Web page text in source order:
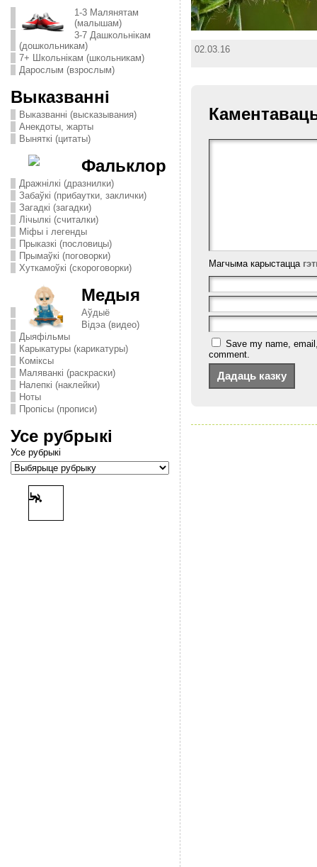
1-3 Малянятам
(малышам)
3-7 Дашкольнікам
(дошкольникам)
7+ Школьнікам (школьникам)
Дарослым (взрослым)
Выказванні
Выказванні (высказывания)
Анекдоты, жарты
Выняткі (цитаты)
Фальклор
Дражнілкі (дразнилки)
Забаўкі (прибаутки, заклички)
Загадкі (загадки)
Лічылкі (считалки)
Міфы і легенды
Прыказкі (пословицы)
Прымаўкі (поговорки)
Хуткамоўкі (скороговорки)
Медыя
Аўдыё
Відэа (видео)
Дыяфільмы
Карыкатуры (карикатуры)
Комiксы
Маляванкі (раскраски)
Налепкі (наклейки)
Ноты
Пропісы (прописи)
Усе рубрыкі
Усе рубрыкі
02.03.16
Магчыма карыстацца
Save my name,
comment.